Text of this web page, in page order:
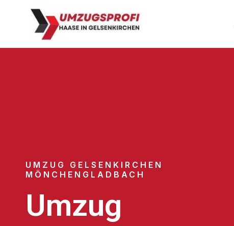
UMZUG GELSENKIRCHEN
MÖNCHENGLADBACH
Umzug